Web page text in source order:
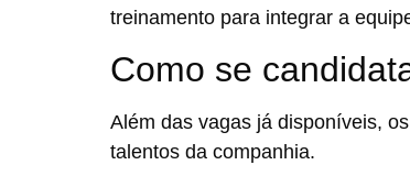
treinamento para integrar a
Como se
Além das vagas já disponíveis,
talentos da companhia.